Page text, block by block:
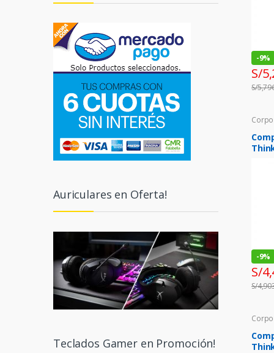
-9%
S/
S/
-9%
S/
S/
Auriculares en Oferta!
Teclados Gamer en Promoción!